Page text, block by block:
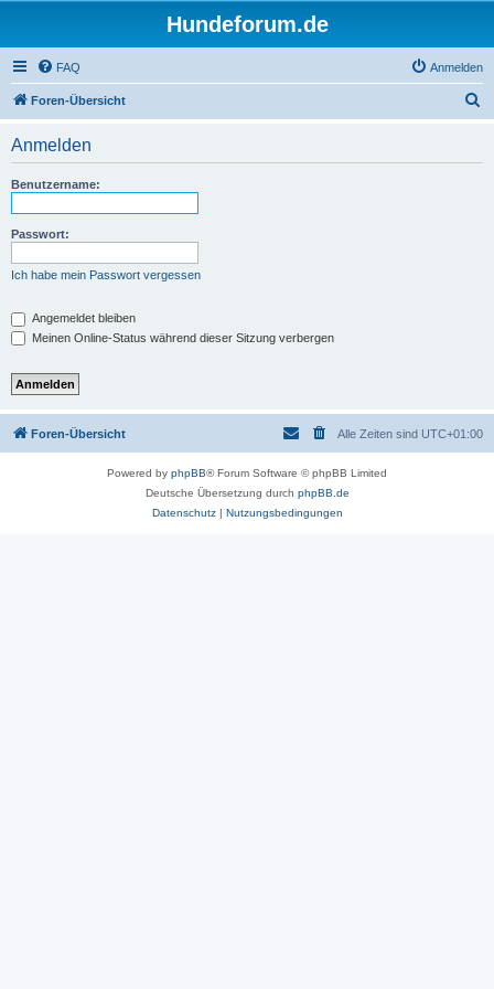
Hundeforum.de
FAQ Anmelden
Foren-Übersicht
Anmelden
Benutzername:
Passwort:
Ich habe mein Passwort vergessen
Angemeldet bleiben
Meinen Online-Status während dieser Sitzung verbergen
Foren-Übersicht Alle Zeiten sind UTC+01:00
Powered by phpBB® Forum Software © phpBB Limited
Deutsche Übersetzung durch phpBB.de
Datenschutz| Nutzungsbedingungen